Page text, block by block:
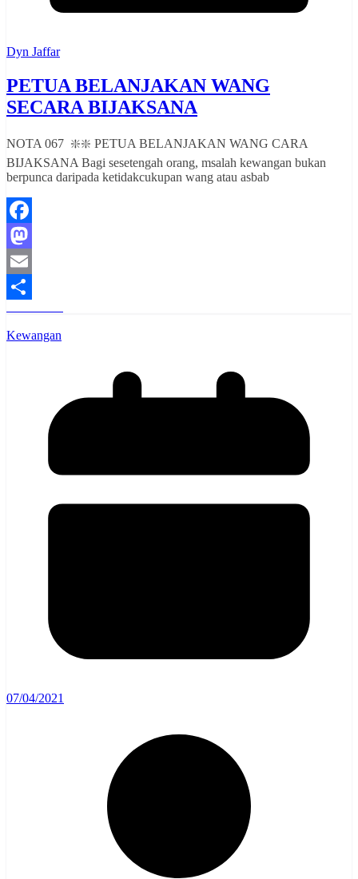
Dyn Jaffar
PETUA BELANJAKAN WANG
SECARA BIJAKSANA
NOTA 067 ❇️❇️ PETUA BELANJAKAN WANG CARA
BIJAKSANA Bagi sesetengah orang, msalah kewangan bukan
berpunca daripada ketidakcukupan wang atau asbab
Facebook
Mastodon
Email
Share
Kewangan
07/04/2021